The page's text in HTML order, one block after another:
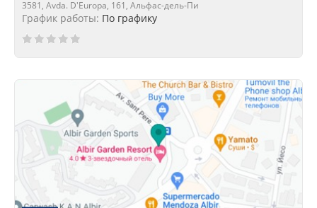
3581, Avda. D'Europa, 161, Альфас-дель-Пи
График работы: По графику